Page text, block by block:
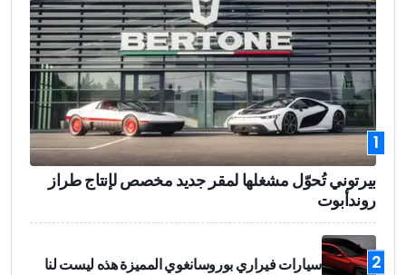
1
بيرتوني تُحوّل مشغلها لمقر جديد مخصص لإنتاج طراز
روندأبوت
2 سيارات فيراري بوروسانغوي المميزة هذه ليست لنا